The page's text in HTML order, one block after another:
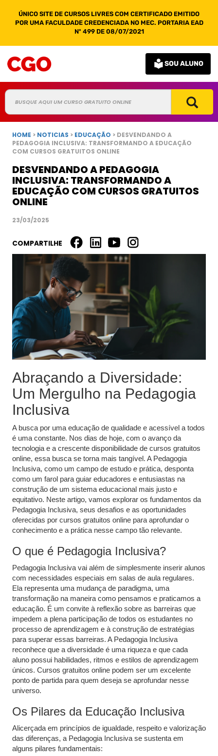
ÚNICO SITE DE CURSOS LIVRES COM CERTIFICADO EMITIDO
POR UMA FACULDADE CREDENCIADA NO MEC. PORTARIA EAD
Nº 499 DE 08/07/2021
SOU ALUNO
HOME > NOTICIAS > EDUCAÇÃO > DESVENDANDO A
PEDAGOGIA INCLUSIVA: TRANSFORMANDO A EDUCAÇÃO
COM CURSOS GRATUITOS ONLINE
DESVENDANDO A PEDAGOGIA
INCLUSIVA: TRANSFORMANDO A
EDUCAÇÃO COM CURSOS GRATUITOS
ONLINE
23/03/2025
COMPARTILHE
Abraçando a Diversidade:
Um Mergulho na Pedagogia
Inclusiva
A busca por uma educação de qualidade e acessível a todos
é uma constante. Nos dias de hoje, com o avanço da
tecnologia e a crescente disponibilidade de cursos gratuitos
online, essa busca se torna mais tangível. A Pedagogia
Inclusiva, como um campo de estudo e prática, desponta
como um farol para guiar educadores e entusiastas na
construção de um sistema educacional mais justo e
equitativo. Neste artigo, vamos explorar os fundamentos da
Pedagogia Inclusiva, seus desafios e as oportunidades
oferecidas por cursos gratuitos online para aprofundar o
conhecimento e a prática nesse campo tão relevante.
O que é Pedagogia Inclusiva?
Pedagogia Inclusiva vai além de simplesmente inserir alunos
com necessidades especiais em salas de aula regulares.
Ela representa uma mudança de paradigma, uma
transformação na maneira como pensamos e praticamos a
educação. É um convite à reflexão sobre as barreiras que
impedem a plena participação de todos os estudantes no
processo de aprendizagem e à construção de estratégias
para superar essas barreiras. A Pedagogia Inclusiva
reconhece que a diversidade é uma riqueza e que cada
aluno possui habilidades, ritmos e estilos de aprendizagem
únicos. Cursos gratuitos online podem ser um excelente
ponto de partida para quem deseja se aprofundar nesse
universo.
Os Pilares da Educação Inclusiva
Alicerçada em princípios de igualdade, respeito e valorização
das diferenças, a Pedagogia Inclusiva se sustenta em
alguns pilares fundamentais: